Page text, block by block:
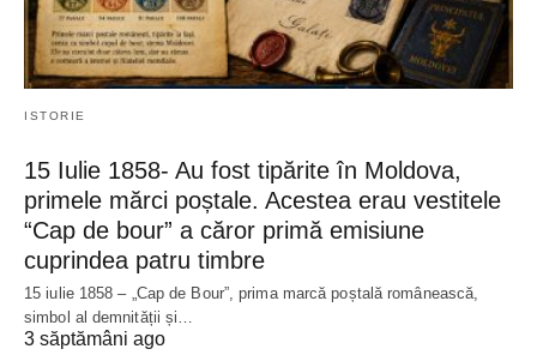
ISTORIE
15 Iulie 1858- Au fost tipărite în Moldova,
primele mărci poștale. Acestea erau vestitele
“Cap de bour” a căror primă emisiune
cuprindea patru timbre
15 iulie 1858 – „Cap de Bour”, prima marcă poștală românească,
simbol al demnității și…
3 săptămâni ago